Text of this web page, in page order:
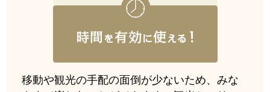
移動や観光の手配の面倒が少ないため、みな